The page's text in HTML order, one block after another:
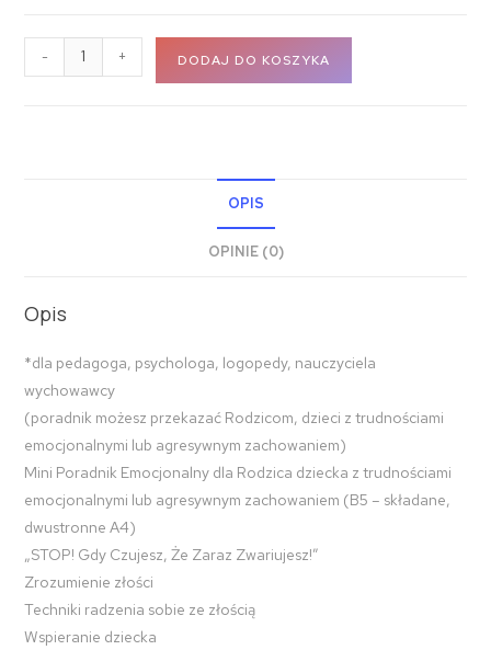
- + DODAJ DO KOSZYKA
OPIS
OPINIE (0)
Opis
*dla pedagoga, psychologa, logopedy, nauczyciela
wychowawcy
(poradnik możesz przekazać Rodzicom, dzieci z trudnościami
emocjonalnymi lub agresywnym zachowaniem)
Mini Poradnik Emocjonalny dla Rodzica dziecka z trudnościami
emocjonalnymi lub agresywnym zachowaniem (B5 – składane,
dwustronne A4)
„STOP! Gdy Czujesz, Że Zaraz Zwariujesz!”
Zrozumienie złości
Techniki radzenia sobie ze złością
Wspieranie dziecka